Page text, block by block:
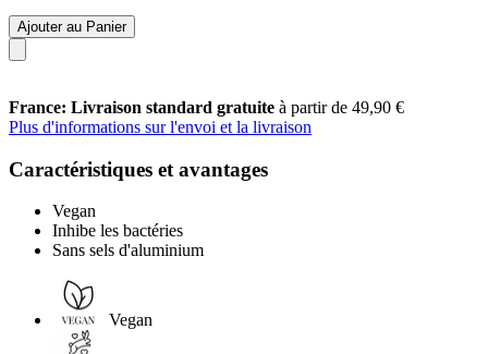
Ajouter au Panier
France: Livraison standard gratuite à partir de 49,90 €
Plus d'informations sur l'envoi et la livraison
Caractéristiques et avantages
Vegan
Inhibe les bactéries
Sans sels d'aluminium
Vegan